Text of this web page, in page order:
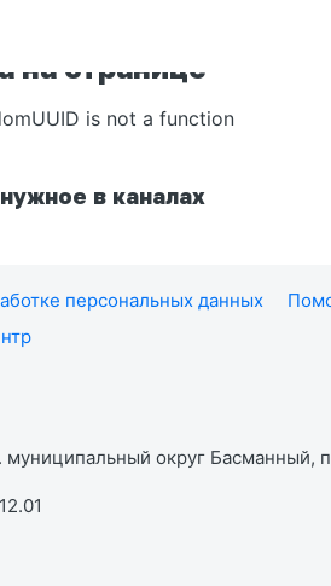
на странице
is not a function
в каналах
персональных данных
округ Басманный,